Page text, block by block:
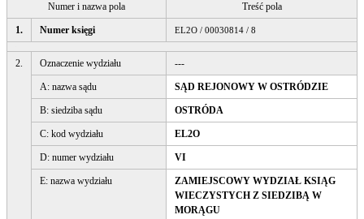
Numer i nazwa pola Treść pola
1. Numer księgi EL2O / 00030814 / 8
2. Oznaczenie wydziału ---
A: nazwa sądu SĄD REJONOWY W OSTRÓDZIE
B: siedziba sądu OSTRÓDA
C: kod wydziału EL2O
D: numer wydziału VI
E: nazwa wydziału
ZAMIEJSCOWY WYDZIAŁ KSIĄG
WIECZYSTYCH Z SIEDZIBĄ W
MORĄGU